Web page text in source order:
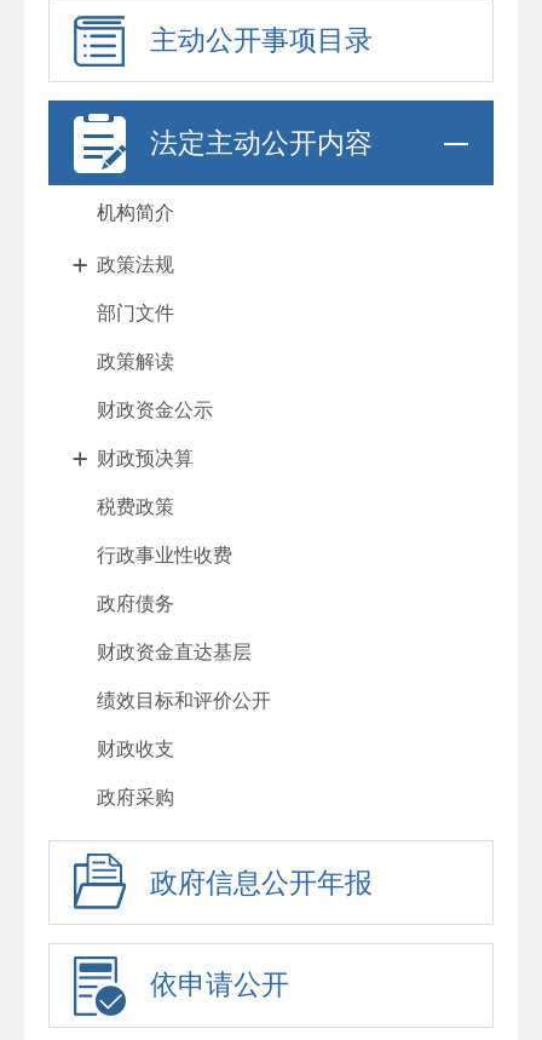
主动公开事项目录
法定主动公开内容
机构简介
政策法规
部门文件
政策解读
财政资金公示
财政预决算
税费政策
行政事业性收费
政府债务
财政资金直达基层
绩效目标和评价公开
财政收支
政府采购
政府信息公开年报
依申请公开